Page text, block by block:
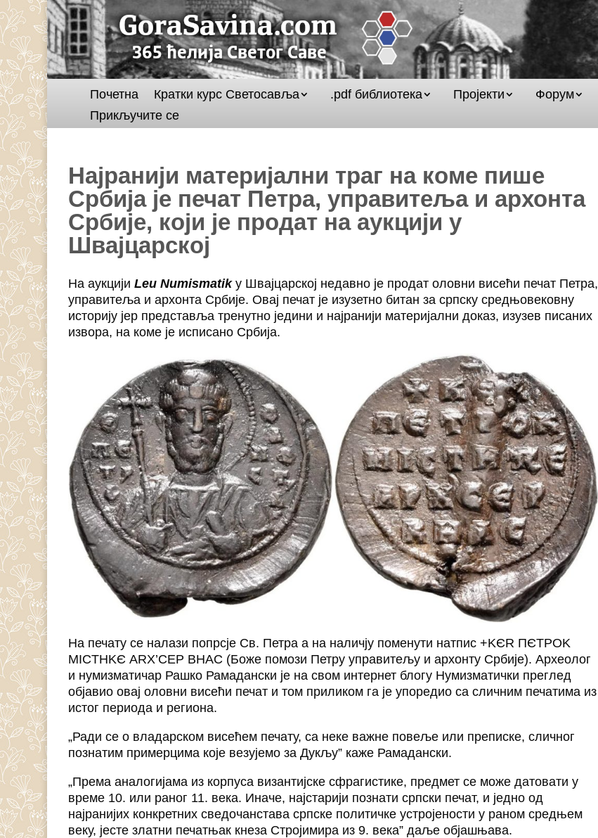
Почетна Кратки курс Светосавља .pdf библиотека Пројекти
Форум
Прикључите се
Најранији материјални траг на коме пише
Србија је печат Петра, управитеља и архонта
Србије, који је продат на аукцији у
Швајцарској
На аукцијиLeu Numismatikу Швајцарској недавно је продат оловни висећи печат Петра,
управитеља и архонта Србије. Овај печат је изузетно битан за српску средњовековну
историју јер представља тренутно једини и најранији материјални доказ, изузев писаних
извора, на коме је исписано Србија.
На печату се налази попрсје Св. Петра а на наличју поменути натпис +KЄR ΠЄTPOK
MICTHKЄ ARX’CEP BHAC (Боже помози Петру управитељу и архонту Србије). Археолог
и нумизматичар Рашко Рамадански је на свом интернет блогу Нумизматички преглед
објавио овај оловни висећи печат и том приликом га је упоредио са сличним печатима из
истог периода и региона.
„Ради се о владарском висећем печату, са неке важне повеље или преписке, сличног
познатим примерцима које везујемо за Дукљу” каже Рамадански.
„Према аналогијама из корпуса византијске сфрагистике, предмет се може датовати у
време 10. или раног 11. века. Иначе, најстарији познати српски печат, и једно од
најранијих конкретних сведочанстава српске политичке устројености у раном средњем
веку, јесте златни печатњак кнеза Стројимира из 9. века” даље објашњава.